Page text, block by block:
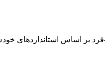
توانمندی : آیا احساس می کنم اگر چیزی برایم مهم باشد و برایش تلاش کنم، احتمال زیاد به آن دست پیدا می کنم ؟-دو مؤلفه احساس